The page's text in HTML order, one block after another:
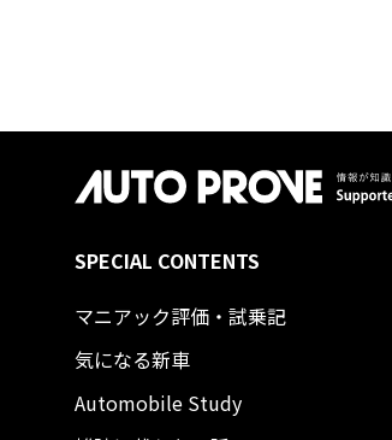
SPECIAL CONTENTS
マニアック評価・試乗記
気になる新車
Automobile Study